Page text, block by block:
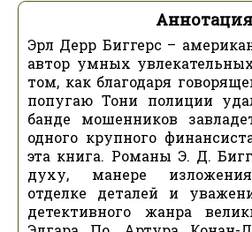
Аннотация
Эрл Дерр Биггерс –
автор умных
том, как благодаря
попугаю Тони полиции
банде мошенников
одного крупного
эта книга. Романы Э. Д.
духу, манере
отделке деталей и
детективного жанра